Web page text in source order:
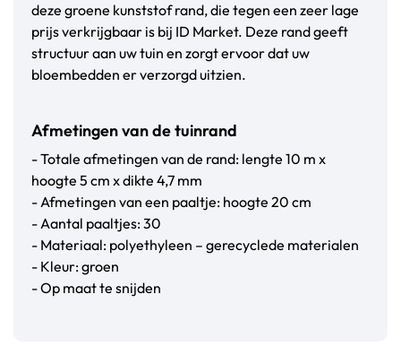
deze groene kunststof rand, die tegen een zeer lage
prijs verkrijgbaar is bij ID Market. Deze rand geeft
structuur aan uw tuin en zorgt ervoor dat uw
bloembedden er verzorgd uitzien.
Afmetingen van de tuinrand
- Totale afmetingen van de rand: lengte 10 m x
hoogte 5 cm x dikte 4,7 mm
- Afmetingen van een paaltje: hoogte 20 cm
- Aantal paaltjes: 30
- Materiaal: polyethyleen – gerecyclede materialen
- Kleur: groen
- Op maat te snijden